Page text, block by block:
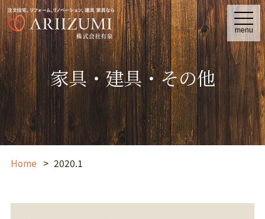
t
o
g
g
l
n
v
i
menu
家具・建具・その他
Home 2020.1